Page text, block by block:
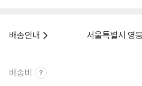
배송안내
서울특별시 영
배송비